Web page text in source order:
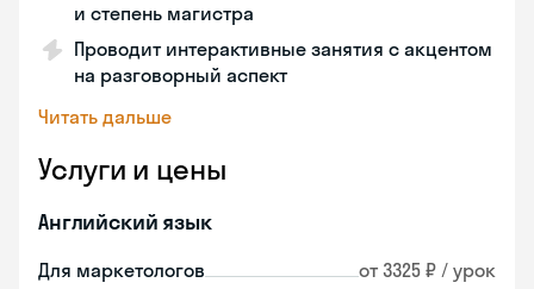
и степень магистра
Проводит интерактивные занятия с акцентом
на разговорный аспект
Читать дальше
Услуги и цены
Английский язык
Для маркетологов от 3325 ₽ / урок